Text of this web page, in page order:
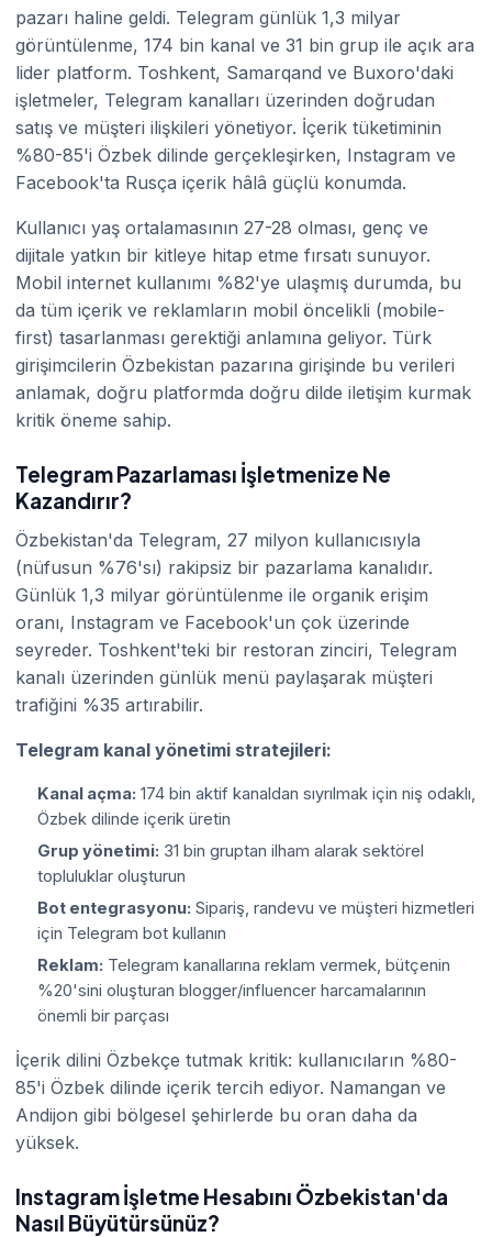
pazarı haline geldi. Telegram günlük 1,3 milyar
görüntülenme, 174 bin kanal ve 31 bin grup ile açık ara
lider platform. Toshkent, Samarqand ve Buxoro'daki
işletmeler, Telegram kanalları üzerinden doğrudan
satış ve müşteri ilişkileri yönetiyor. İçerik tüketiminin
%80-85'i Özbek dilinde gerçekleşirken, Instagram ve
Facebook'ta Rusça içerik hâlâ güçlü konumda.
Kullanıcı yaş ortalamasının 27-28 olması, genç ve
dijitale yatkın bir kitleye hitap etme fırsatı sunuyor.
Mobil internet kullanımı %82'ye ulaşmış durumda, bu
da tüm içerik ve reklamların mobil öncelikli (mobile-
first) tasarlanması gerektiği anlamına geliyor. Türk
girişimcilerin Özbekistan pazarına girişinde bu verileri
anlamak, doğru platformda doğru dilde iletişim kurmak
kritik öneme sahip.
Telegram Pazarlaması İşletmenize Ne
Kazandırır?
Özbekistan'da Telegram, 27 milyon kullanıcısıyla
(nüfusun %76'sı) rakipsiz bir pazarlama kanalıdır.
Günlük 1,3 milyar görüntülenme ile organik erişim
oranı, Instagram ve Facebook'un çok üzerinde
seyreder. Toshkent'teki bir restoran zinciri, Telegram
kanalı üzerinden günlük menü paylaşarak müşteri
trafiğini %35 artırabilir.
Telegram kanal yönetimi stratejileri:
Kanal açma: 174 bin aktif kanaldan sıyrılmak için niş odaklı,
Özbek dilinde içerik üretin
Grup yönetimi: 31 bin gruptan ilham alarak sektörel
topluluklar oluşturun
Bot entegrasyonu: Sipariş, randevu ve müşteri hizmetleri
için Telegram bot kullanın
Reklam: Telegram kanallarına reklam vermek, bütçenin
%20'sini oluşturan blogger/influencer harcamalarının
önemli bir parçası
İçerik dilini Özbekçe tutmak kritik: kullanıcıların %80-
85'i Özbek dilinde içerik tercih ediyor. Namangan ve
Andijon gibi bölgesel şehirlerde bu oran daha da
yüksek.
Instagram İşletme Hesabını Özbekistan'da
Nasıl Büyütürsünüz?